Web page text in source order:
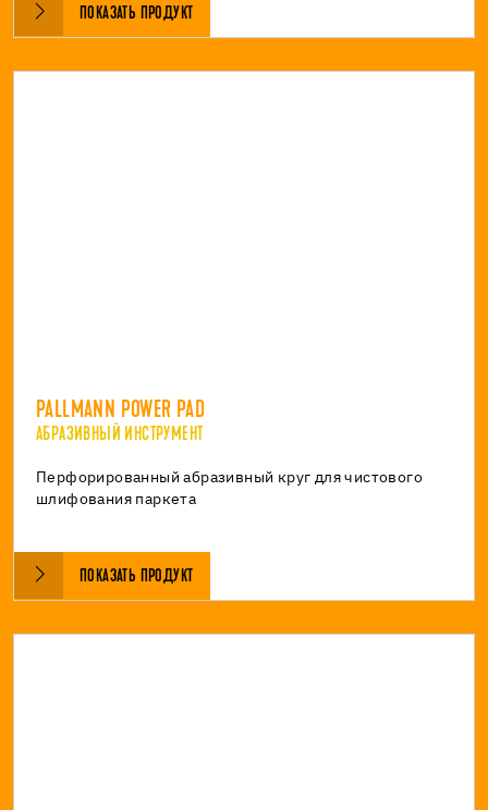
ПОКАЗАТЬ ПРОДУКТ
PALLMANN POWER PAD
АБРАЗИВНЫЙ ИНСТРУМЕНТ
Перфорированный абразивный круг для чистового
шлифования паркета
ПОКАЗАТЬ ПРОДУКТ